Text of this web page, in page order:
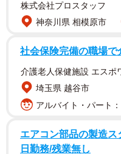
されるが、なぜ化粧され
株式会社プロスタッフ
神奈川県 相模原市
社会保険完備の職場で
介護老人保健施設 エスポ
埼玉県 越谷市
アルバイト・パート
エアコン部品の製造
日勤務/残業無し